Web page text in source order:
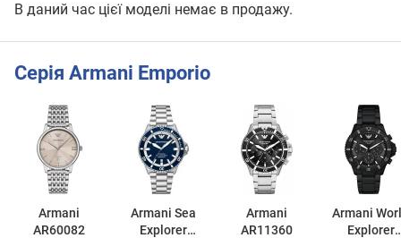
В даний час цієї моделі немає в продажу.
Серія Armani Emporio
Armani
AR60082
Armani Sea
Explorer
Armani
AR11360
Armani
Explorer